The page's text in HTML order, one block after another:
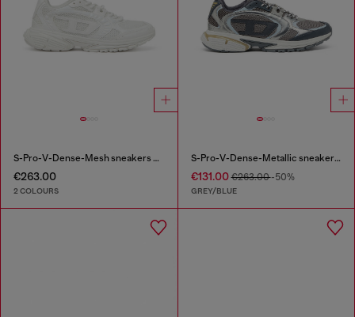
S-Pro-V-Dense-Mesh sneakers with Oval D logo
€263.00
2 COLOURS
S-Pro-V-Dense-Metallic sneakers in mesh and PU
€131.00€263.00-50%
GREY/BLUE